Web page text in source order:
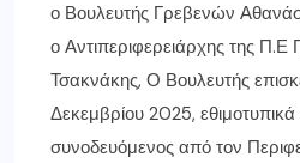
ο Βουλευτής Γρεβενών
ο Αντιπεριφερειάρχης της
Τσακνάκης, Ο Βουλευτής
Δεκεμβρίου 2025, εθιμοτυπικά
συνοδευόμενος από τον